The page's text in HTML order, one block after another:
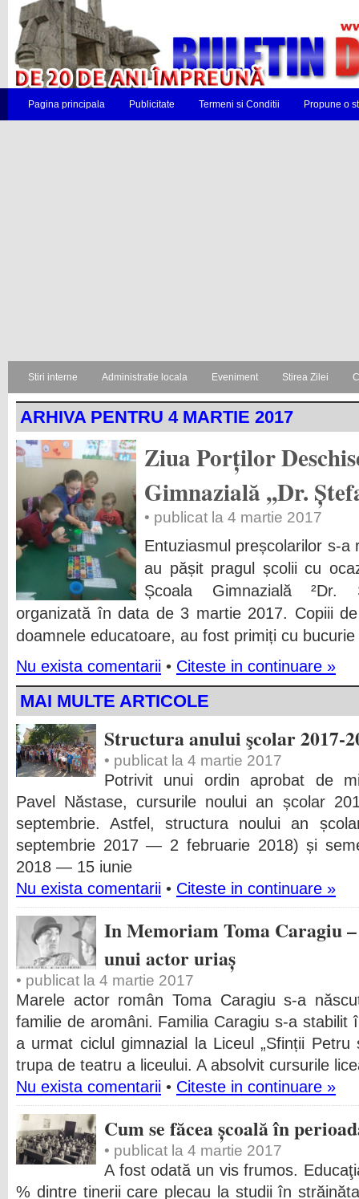
Pagina principala Publicitate Termeni si Conditii Propune o
Stiri interne Administratie locala Eveniment Stirea Zilei
ARHIVA PENTRU 4 MARTIE 2017
Ziua Porților
Gimnazială ,,Dr.
• publicat la 4 martie 2017
Entuziasmul preșcolarilor s-
au pășit pragul școlii cu
Școala Gimnazială ²Dr.
organizată în data de 3 martie 2017. Copiii
doamnele educatoare, au fost primiți cu
Nu exista comentarii • Citeste in continuare »
MAI MULTE ARTICOLE
Structura anului şcolar 2017-
• publicat la 4 martie 2017
Potrivit unui ordin aprobat de
Pavel Năstase, cursurile noului an școlar
septembrie. Astfel, structura noului an
septembrie 2017 — 2 februarie 2018) și
2018 — 15 iunie
Nu exista comentarii • Citeste in continuare »
In Memoriam Toma Caragiu
unui actor uriaș
• publicat la 4 martie 2017
Marele actor român Toma Caragiu s-a
familie de aromâni. Familia Caragiu s-a stabilit
a urmat ciclul gimnazial la Liceul „Sfinții
trupa de teatru a liceului. A absolvit cursurile
Nu exista comentarii • Citeste in continuare »
Cum se făcea școală în
• publicat la 4 martie 2017
A fost odată un vis frumos.
% dintre tinerii care plecau la studii în